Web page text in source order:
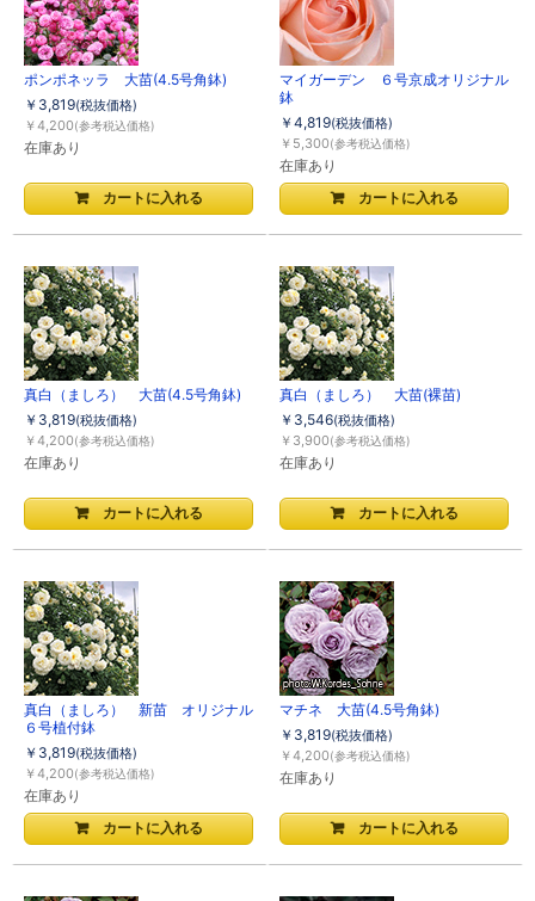
ポンポネッラ 大苗(4.5号角鉢)
￥3,819(税抜価格)
￥4,200(参考税込価格)
在庫あり
マイガーデン ６号京成オリジナル
鉢
￥4,819(税抜価格)
￥5,300(参考税込価格)
在庫あり
真白（ましろ） 大苗(4.5号角鉢)
￥3,819(税抜価格)
￥4,200(参考税込価格)
在庫あり
真白（ましろ） 大苗(裸苗)
￥3,546(税抜価格)
￥3,900(参考税込価格)
在庫あり
真白（ましろ） 新苗 オリジナル
６号植付鉢
￥3,819(税抜価格)
￥4,200(参考税込価格)
在庫あり
マチネ 大苗(4.5号角鉢)
￥3,819(税抜価格)
￥4,200(参考税込価格)
在庫あり